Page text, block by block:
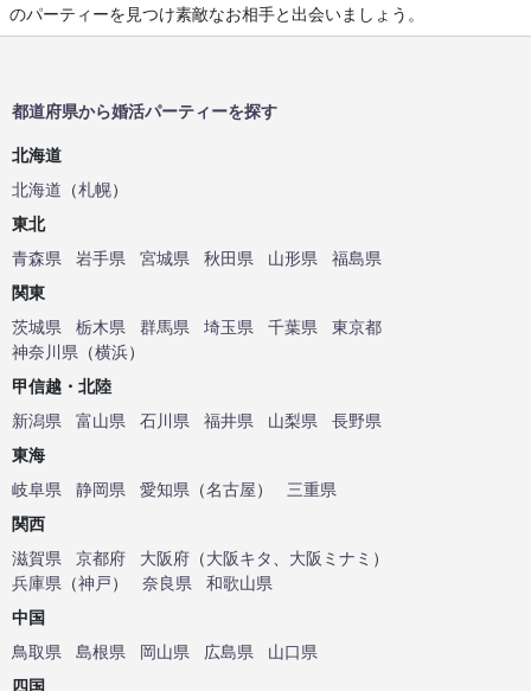
のパーティーを見つけ素敵なお相手と出会いましょう。
都道府県から婚活パーティーを探す
北海道
北海道 （札幌）
東北
青森県
岩手県 宮城県 秋田県 山形県
福島県
関東
茨城県
栃木県 群馬県 埼玉県 千葉県
東京都
神奈川県 （横浜）
甲信越・北陸
新潟県
富山県 石川県 福井県 山梨県
長野県
東海
岐阜県
静岡県 愛知県 （名古屋）
三重県
関西
滋賀県
京都府 大阪府 （大阪キタ 大阪ミナミ ）
兵庫県 （神戸） 奈良県
和歌山県
中国
鳥取県
島根県 岡山県 広島県
山口県
四国